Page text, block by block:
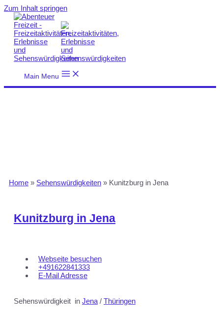
Zum Inhalt springen
Main Menu
Home » Sehenswürdigkeiten » Kunitzburg in Jena
Kunitzburg in Jena
Webseite besuchen
+491622841333
E-Mail Adresse
Sehenswürdigkeit in Jena / Thüringen